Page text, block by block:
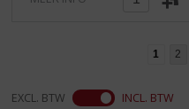
1 2
EXCL. BTW INCL. BTW